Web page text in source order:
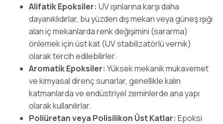
Alifatik Epoksiler: UV ışınlarına karşı daha
dayanıklıdırlar, bu yüzden dış mekan veya güneş ışığı
alan iç mekanlarda renk değişimini (sararma)
önlemek için üst kat (UV stabilizatörlü vernik)
olarak tercih edilebilirler.
Aromatik Epoksiler: Yüksek mekanik mukavemet
ve kimyasal direnç sunarlar, genellikle kalın
katmanlarda ve endüstriyel zeminlerde ana yapı
olarak kullanılırlar.
Poliüretan veya Polisilikon Üst Katlar: Epoksi